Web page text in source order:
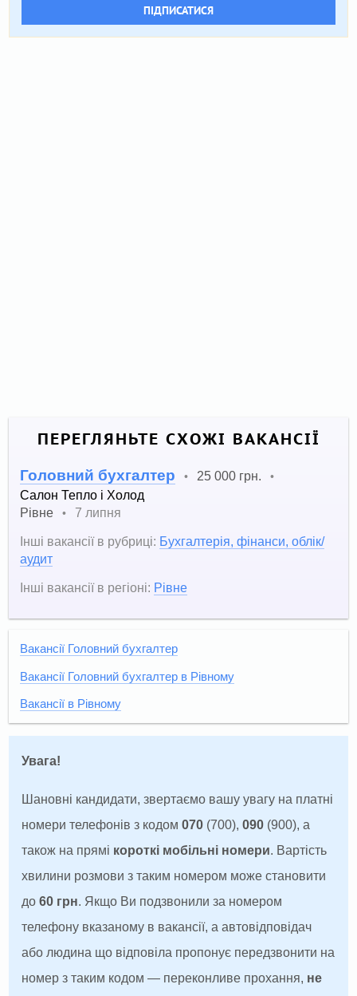
ПІДПИСАТИСЯ
ПЕРЕГЛЯНЬТЕ СХОЖІ ВАКАНСІЇ
Головний бухгалтер • 25 000 грн. •
Салон Тепло і Холод
Рівне
•
7 липня
Інші вакансії в рубриці: Бухгалтерія, фінанси, облік/
аудит
Інші вакансії в регіоні: Рівне
Вакансії Головний бухгалтер
Вакансії Головний бухгалтер в Рівному
Вакансії в Рівному
Увага!
Шановні кандидати, звертаємо вашу увагу на платні
номери телефонів з кодом070 (700),090 (900), а
також на прямі короткі мобільні номери. Вартість
хвилини розмови з таким номером може становити
до60 грн. Якщо Ви подзвонили за номером
телефону вказаному в вакансії, а автовідповідач
або людина що відповіла пропонує передзвонити на
номер з таким кодом — переконливе прохання, не